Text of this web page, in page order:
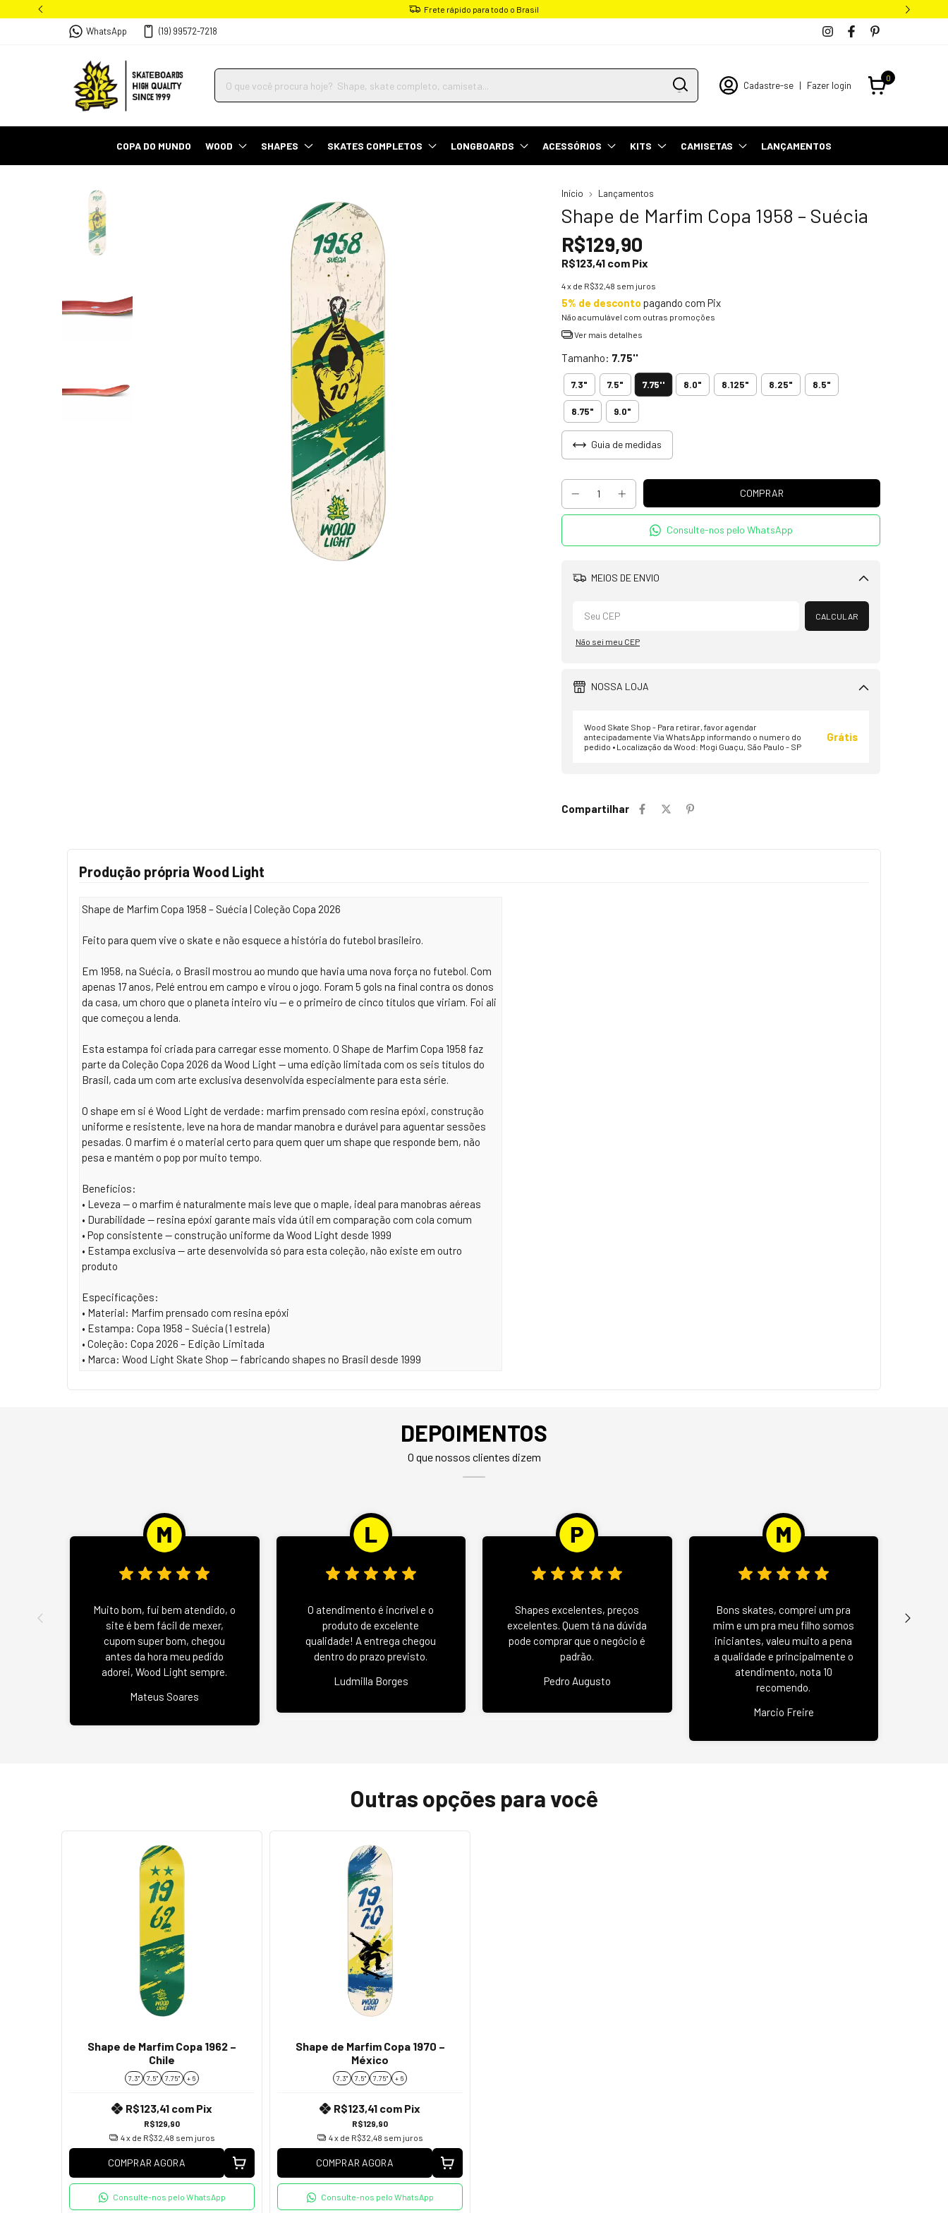
Frete rápido para todo o Brasil
WhatsApp (19) 99572-7218
Cadastre-se | Fazer login
0
COPA DO MUNDO WOOD SHAPES SKATES COMPLETOS LONGBOARDS ACESSÓRIOS KITS CAMISETAS LANÇAMENTOS
Início Lançamentos
Shape de Marfim Copa 1958 – Suécia
R$129,90
R$123,41 com Pix
4x de R$32,48 sem juros
5% de desconto pagando com Pix
Não acumulável com outras promoções
Ver mais detalhes
Tamanho: 7.75''
7.3" 7.5" 7.75'' 8.0" 8.125" 8.25" 8.5"
8.75" 9.0"
Guia de medidas
Consulte-nos pelo WhatsApp
MEIOS DE ENVIO
Alterar CEP
CALCULAR
Não sei meu CEP
NOSSA LOJA
Wood Skate Shop - Para retirar, favor agendar
antecipadamente Via WhatsApp informando o numero do
pedido • Localização da Wood: Mogi Guaçu, São Paulo - SP
Grátis
Compartilhar
Produção própria Wood Light
Shape de Marfim Copa 1958 – Suécia | Coleção Copa 2026
Feito para quem vive o skate e não esquece a história do futebol brasileiro.
Em 1958, na Suécia, o Brasil mostrou ao mundo que havia uma nova força no futebol. Com
apenas 17 anos, Pelé entrou em campo e virou o jogo. Foram 5 gols na final contra os donos
da casa, um choro que o planeta inteiro viu — e o primeiro de cinco títulos que viriam. Foi ali
que começou a lenda.
Esta estampa foi criada para carregar esse momento. O Shape de Marfim Copa 1958 faz
parte da Coleção Copa 2026 da Wood Light — uma edição limitada com os seis títulos do
Brasil, cada um com arte exclusiva desenvolvida especialmente para esta série.
O shape em si é Wood Light de verdade: marfim prensado com resina epóxi, construção
uniforme e resistente, leve na hora de mandar manobra e durável para aguentar sessões
pesadas. O marfim é o material certo para quem quer um shape que responde bem, não
pesa e mantém o pop por muito tempo.
Benefícios:
• Leveza — o marfim é naturalmente mais leve que o maple, ideal para manobras aéreas
• Durabilidade — resina epóxi garante mais vida útil em comparação com cola comum
• Pop consistente — construção uniforme da Wood Light desde 1999
• Estampa exclusiva — arte desenvolvida só para esta coleção, não existe em outro
produto
Especificações:
• Material: Marfim prensado com resina epóxi
• Estampa: Copa 1958 – Suécia (1 estrela)
• Coleção: Copa 2026 – Edição Limitada
• Marca: Wood Light Skate Shop — fabricando shapes no Brasil desde 1999
DEPOIMENTOS
O que nossos clientes dizem
Muito bom, fui bem atendido, o
site é bem fácil de mexer,
cupom super bom, chegou
antes da hora meu pedido
adorei, Wood Light sempre.
Mateus Soares
O atendimento é incrível e o
produto de excelente
qualidade! A entrega chegou
dentro do prazo previsto.
Ludmilla Borges
Shapes excelentes, preços
excelentes. Quem tá na dúvida
pode comprar que o negócio é
padrão.
Pedro Augusto
Bons skates, comprei um pra
mim e um pra meu filho somos
iniciantes, valeu muito a pena
a qualidade e principalmente o
atendimento, nota 10
recomendo.
Marcio Freire
Outras opções para você
Shape de Marfim Copa 1962 –
Chile
7.3" 7.5" 7.75'' + 6
R$129,90
R$123,41 com Pix
4x de R$32,48 sem juros
COMPRAR AGORA
Consulte-nos pelo WhatsApp
Shape de Marfim Copa 1970 –
México
7.3" 7.5" 7.75'' + 6
R$129,90
R$123,41 com Pix
4x de R$32,48 sem juros
COMPRAR AGORA
Consulte-nos pelo WhatsApp